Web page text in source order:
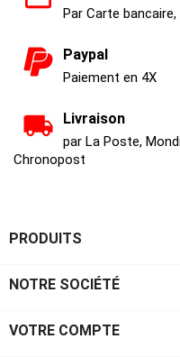
Par Carte
Paypal
Paiement en 4X
Livraison
par La Poste,
Chronopost
PRODUITS
NOTRE SOCIÉTÉ
VOTRE COMPTE